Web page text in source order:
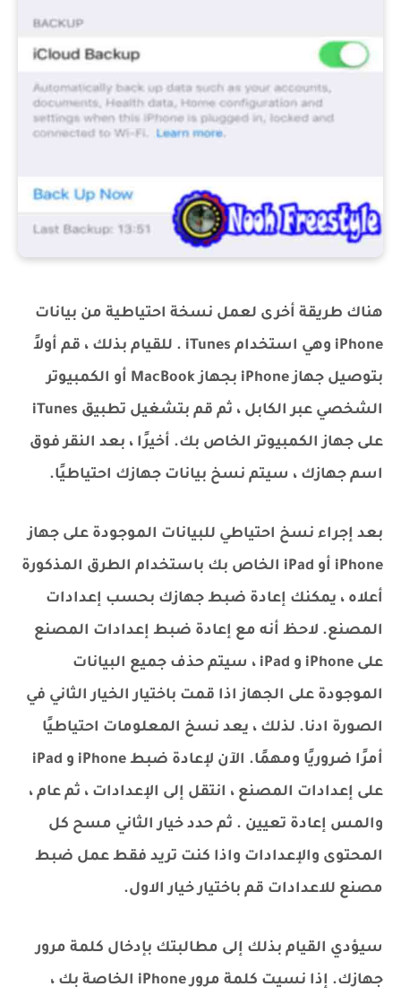
هناك طريقة أخرى لعمل نسخة احتياطية من بيانات
iPhone وهي استخدام iTunes . للقيام بذلك ، قم أولاً
بتوصيل جهاز iPhone بجهاز MacBook أو الكمبيوتر
الشخصي عبر الكابل ، ثم قم بتشغيل تطبيق iTunes
على جهاز الكمبيوتر الخاص بك. أخيرًا ، بعد النقر فوق
اسم جهازك ، سيتم نسخ بيانات جهازك احتياطيًا.
بعد إجراء نسخ احتياطي للبيانات الموجودة على جهاز
iPhone أو iPad الخاص بك باستخدام الطرق المذكورة
أعلاه ، يمكنك إعادة ضبط جهازك بحسب إعدادات
المصنع. لاحظ أنه مع إعادة ضبط إعدادات المصنع
على iPhone و iPad ، سيتم حذف جميع البيانات
الموجودة على الجهاز اذا قمت باختيار الخيار الثاني في
الصورة ادنا. لذلك ، يعد نسخ المعلومات احتياطيًا
أمرًا ضروريًا ومهمًا. الآن لإعادة ضبط iPhone و iPad
على إعدادات المصنع ، انتقل إلى الإعدادات ، ثم عام ،
والمس إعادة تعيين . ثم حدد خيار الثاني مسح كل
المحتوى والإعدادات واذا كنت تريد فقط عمل ضبط
مصنع للاعدادات قم باختيار خيار الاول.
سيؤدي القيام بذلك إلى مطالبتك بإدخال كلمة مرور
جهازك. إذا نسيت كلمة مرور iPhone الخاصة بك ،